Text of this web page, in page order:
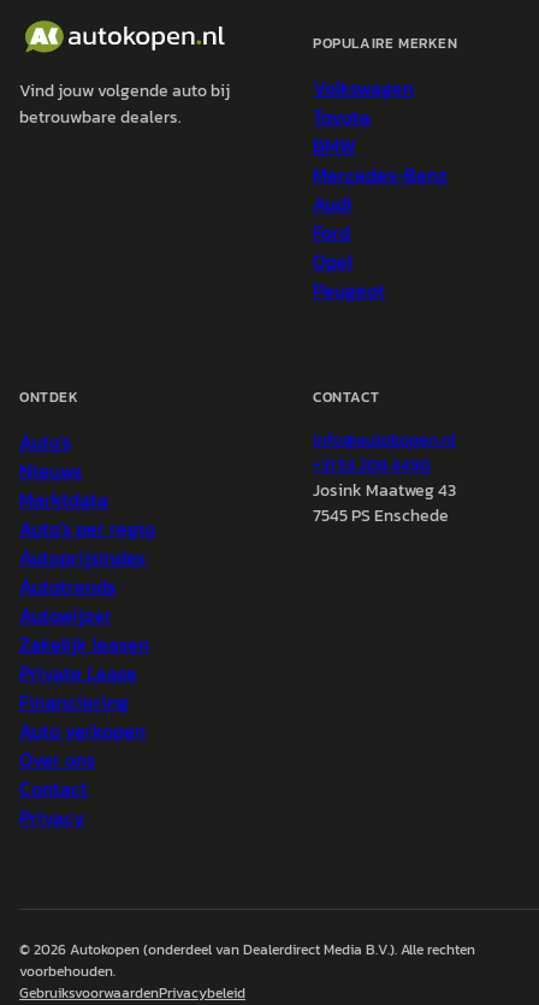
Vind jouw volgende auto bij
betrouwbare dealers.
POPULAIRE MERKEN
Volkswagen
Toyota
BMW
Mercedes-Benz
Audi
Ford
Opel
Peugeot
ONTDEK
Auto's
Nieuws
Marktdata
Auto's per regio
Autoprijsindex
Autotrends
Autowijzer
Zakelijk leasen
Private Lease
Financiering
Auto verkopen
Over ons
Contact
Privacy
CONTACT
info@autokopen.nl
+31 53 208 4490
Josink Maatweg 43
7545 PS Enschede
© 2026Autokopen(onderdeel van Dealerdirect Media B.V.). Alle rechten
voorbehouden.
GebruiksvoorwaardenPrivacybeleid